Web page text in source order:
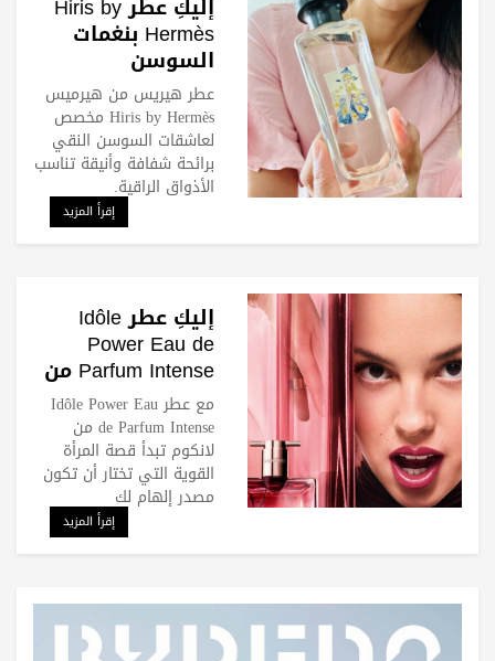
إليكِ عطر Hiris by
Hermès بنغمات
السوسن
عطر هيريس من هيرميس
Hiris by Hermès مخصص
لعاشقات السوسن النقي
برائحة شفافة وأنيقة تناسب
الأذواق الراقية.
إقرأ المزيد
إليكِ عطر Idôle
Power Eau de
Parfum Intense من
لانكوممع عطر Idôle Power Eau
de Parfum Intense من
لانكوم تبدأ قصة المرأة
القوية التي تختار أن تكون
مصدر إلهام لك
إقرأ المزيد